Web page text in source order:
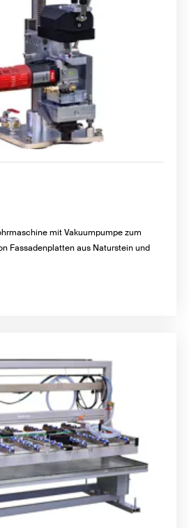
mit Vakuumpumpe zum
Fassadenplatten aus Naturstein und